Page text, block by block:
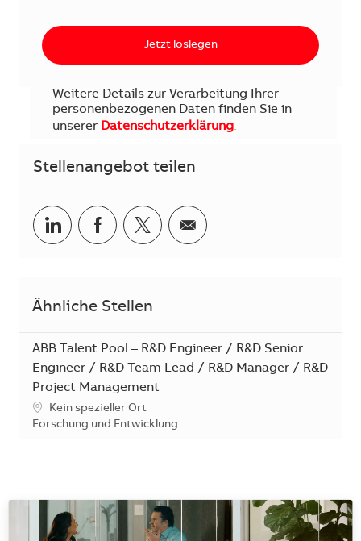
Jetzt loslegen
Weitere Details zur Verarbeitung Ihrer
personenbezogenen Daten finden Sie in
unserer Datenschutzerklärung.
Stellenangebot teilen
Teilen via LinkedIn
Teilen via Facebook
Teilen via Twitter
Teilen via E-Mail
Ähnliche Stellen
ABB Talent Pool – R&D Engineer / R&D Senior
Engineer / R&D Team Lead / R&D Manager / R&D
Project Management
Standort
Kein spezieller Ort
Kategorie
Forschung und Entwicklung